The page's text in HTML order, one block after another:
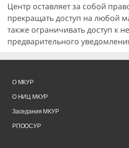
Центр оставляет за собой
прекращать доступ на любой
также ограничивать доступ к
предварительного
О МКУР
О НИЦ МКУР
Заседания МКУР
РПООСУР